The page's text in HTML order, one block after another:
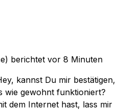
berichtet vor 8 Minuten
kannst Du mir bestätigen,
wie gewohnt funktioniert?
dem Internet hast, lass mir